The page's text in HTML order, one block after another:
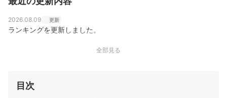
2026.08.09 更新
ランキングを更新しました。
全部見る
目次